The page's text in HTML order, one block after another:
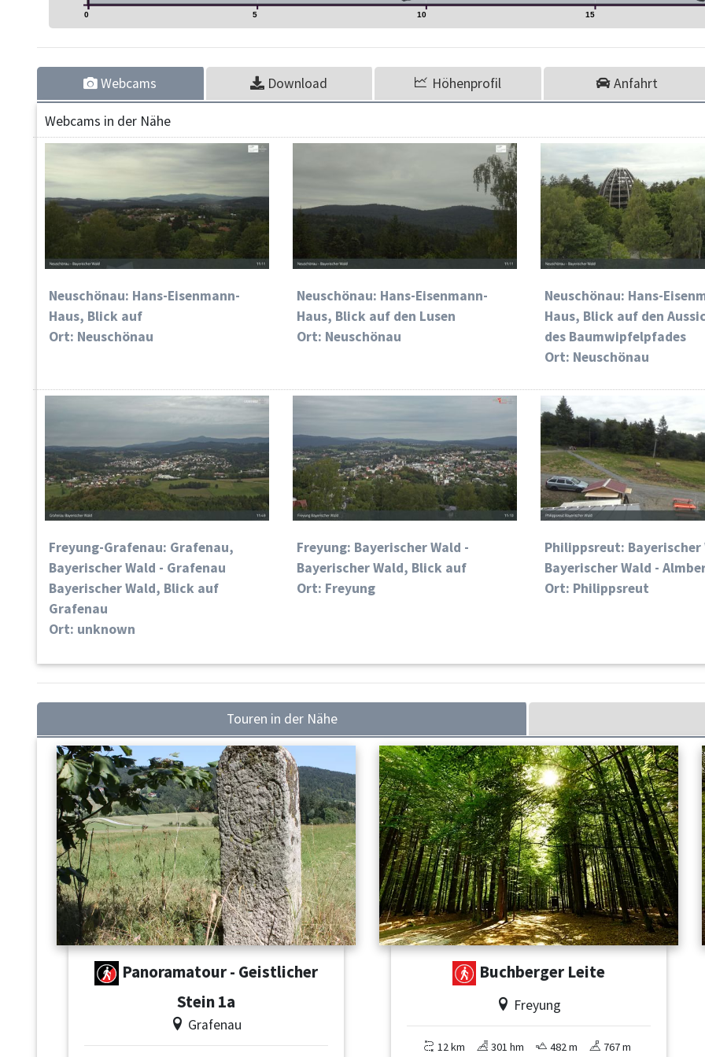
0 5 10 15
Webcams Download Höhenprofil Anfahrt
Webcams in der Nähe
Neuschönau: Hans-Eisenmann-
Haus, Blick auf
Ort: Neuschönau
Neuschönau: Hans-Eisenmann-
Haus, Blick auf den Lusen
Ort: Neuschönau
Neuschönau: Hans-
Haus, Blick auf den
des Baumwipfelpfades
Ort: Neuschönau
Freyung-Grafenau: Grafenau,
Bayerischer Wald - Grafenau
Bayerischer Wald, Blick auf
Grafenau
Ort: unknown
Freyung: Bayerischer Wald -
Bayerischer Wald, Blick auf
Ort: Freyung
Philippsreut: Bayerischer
Bayerischer Wald -
Ort: Philippsreut
Touren in der Nähe
Panoramatour - Geistlicher
Stein 1a
Grafenau
Buchberger Leite
Freyung
12 km 301 hm 482 m 767 m